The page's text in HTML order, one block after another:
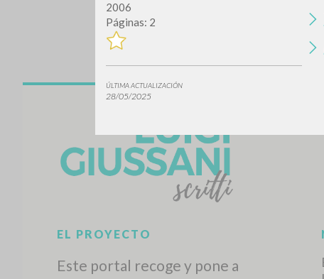
2006
Páginas: 2
ÚLTIMA ACTUALIZACIÓN
28/05/2025
TIPOLOGÍA